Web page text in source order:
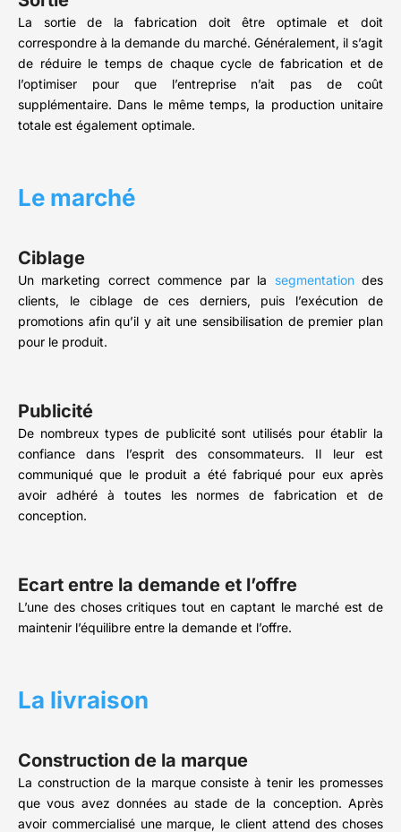
La sortie de la fabrication doit être optimale et doit
correspondre à la demande du marché. Généralement, il s’agit
de réduire le temps de chaque cycle de fabrication et de
l’optimiser pour que l’entreprise n’ait pas de coût
supplémentaire. Dans le même temps, la production unitaire
totale est également optimale.
Le marché
Ciblage
Un marketing correct commence par la segmentationdes
clients, le ciblage de ces derniers, puis l’exécution de
promotions afin qu’il y ait une sensibilisation de premier plan
pour le produit.
Publicité
De nombreux types de publicité sont utilisés pour établir la
confiance dans l’esprit des consommateurs. Il leur est
communiqué que le produit a été fabriqué pour eux après
avoir adhéré à toutes les normes de fabrication et de
conception.
Ecart entre la demande et l’offre
L’une des choses critiques tout en captant le marché est de
maintenir l’équilibre entre la demande et l’offre.
La livraison
Construction de la marque
La construction de la marque consiste à tenir les promesses
que vous avez données au stade de la conception. Après
avoir commercialisé une marque, le client attend des choses